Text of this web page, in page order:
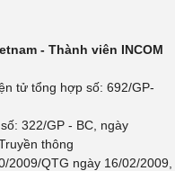
- Thành viên INCOM
tử tổng hợp số: 692/GP-
322/GP - BC, ngày
thông
2009/QTG ngày 16/02/2009,